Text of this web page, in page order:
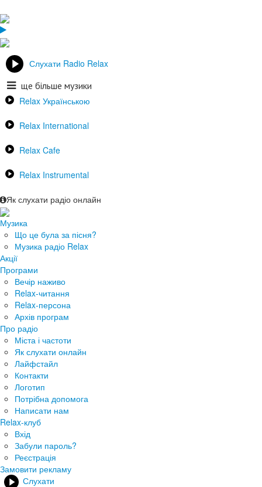
Слухати Radio Relax
ще більше музики
Relax Українською
Relax International
Relax Cafe
Relax Instrumental
Як слухати радіо онлайн
Музика
Що це була за пісня?
Музика радіо Relax
Акції
Програми
Вечір наживо
Relax-читання
Relax-персона
Архів програм
Про радіо
Міста і частоти
Як слухати онлайн
Лайфстайл
Контакти
Логотип
Потрібна допомога
Написати нам
Relax-клуб
Вхід
Забули пароль?
Реєстрація
Замовити рекламу
Слухати